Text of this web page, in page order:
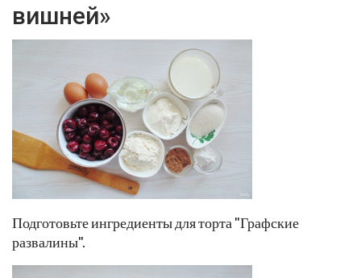
вишней»
Подготовьте ингредиенты для торта "Графские
развалины".